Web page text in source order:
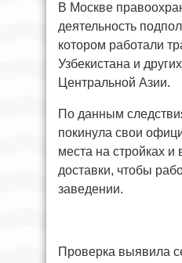
В Москве
деятельность
котором работали
Узбекистана и
Центральной Азии.
По данным
покинула свои
места на стройках и
доставки, чтобы
заведении.
Проверка выявила